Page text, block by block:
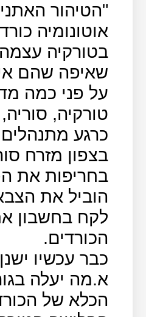
"הטיהור
אוטונומיה
בטורקיה
שאיפה שהם
על פני כמה
טורקיה,
כרגע
בצפון מזרח
בחריפות את
הוביל את
לקח בחשבון
הכורדים.
כבר עכשיו
א.מה יעלה
הכלא של